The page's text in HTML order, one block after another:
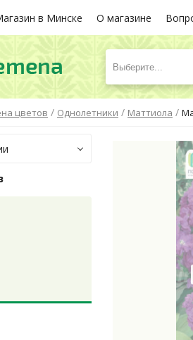
в Минске О магазине
Выберите...
цветов / Однолетники / Маттиола /